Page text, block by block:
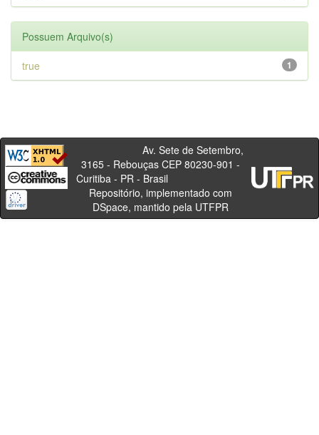
Possuem Arquivo(s)
1
true
Av. Sete de Setembro,
3165 - Rebouças CEP 80230-901 -
Curitiba - PR - Brasil
Repositório, implementado com
DSpace, mantido pela UTFPR